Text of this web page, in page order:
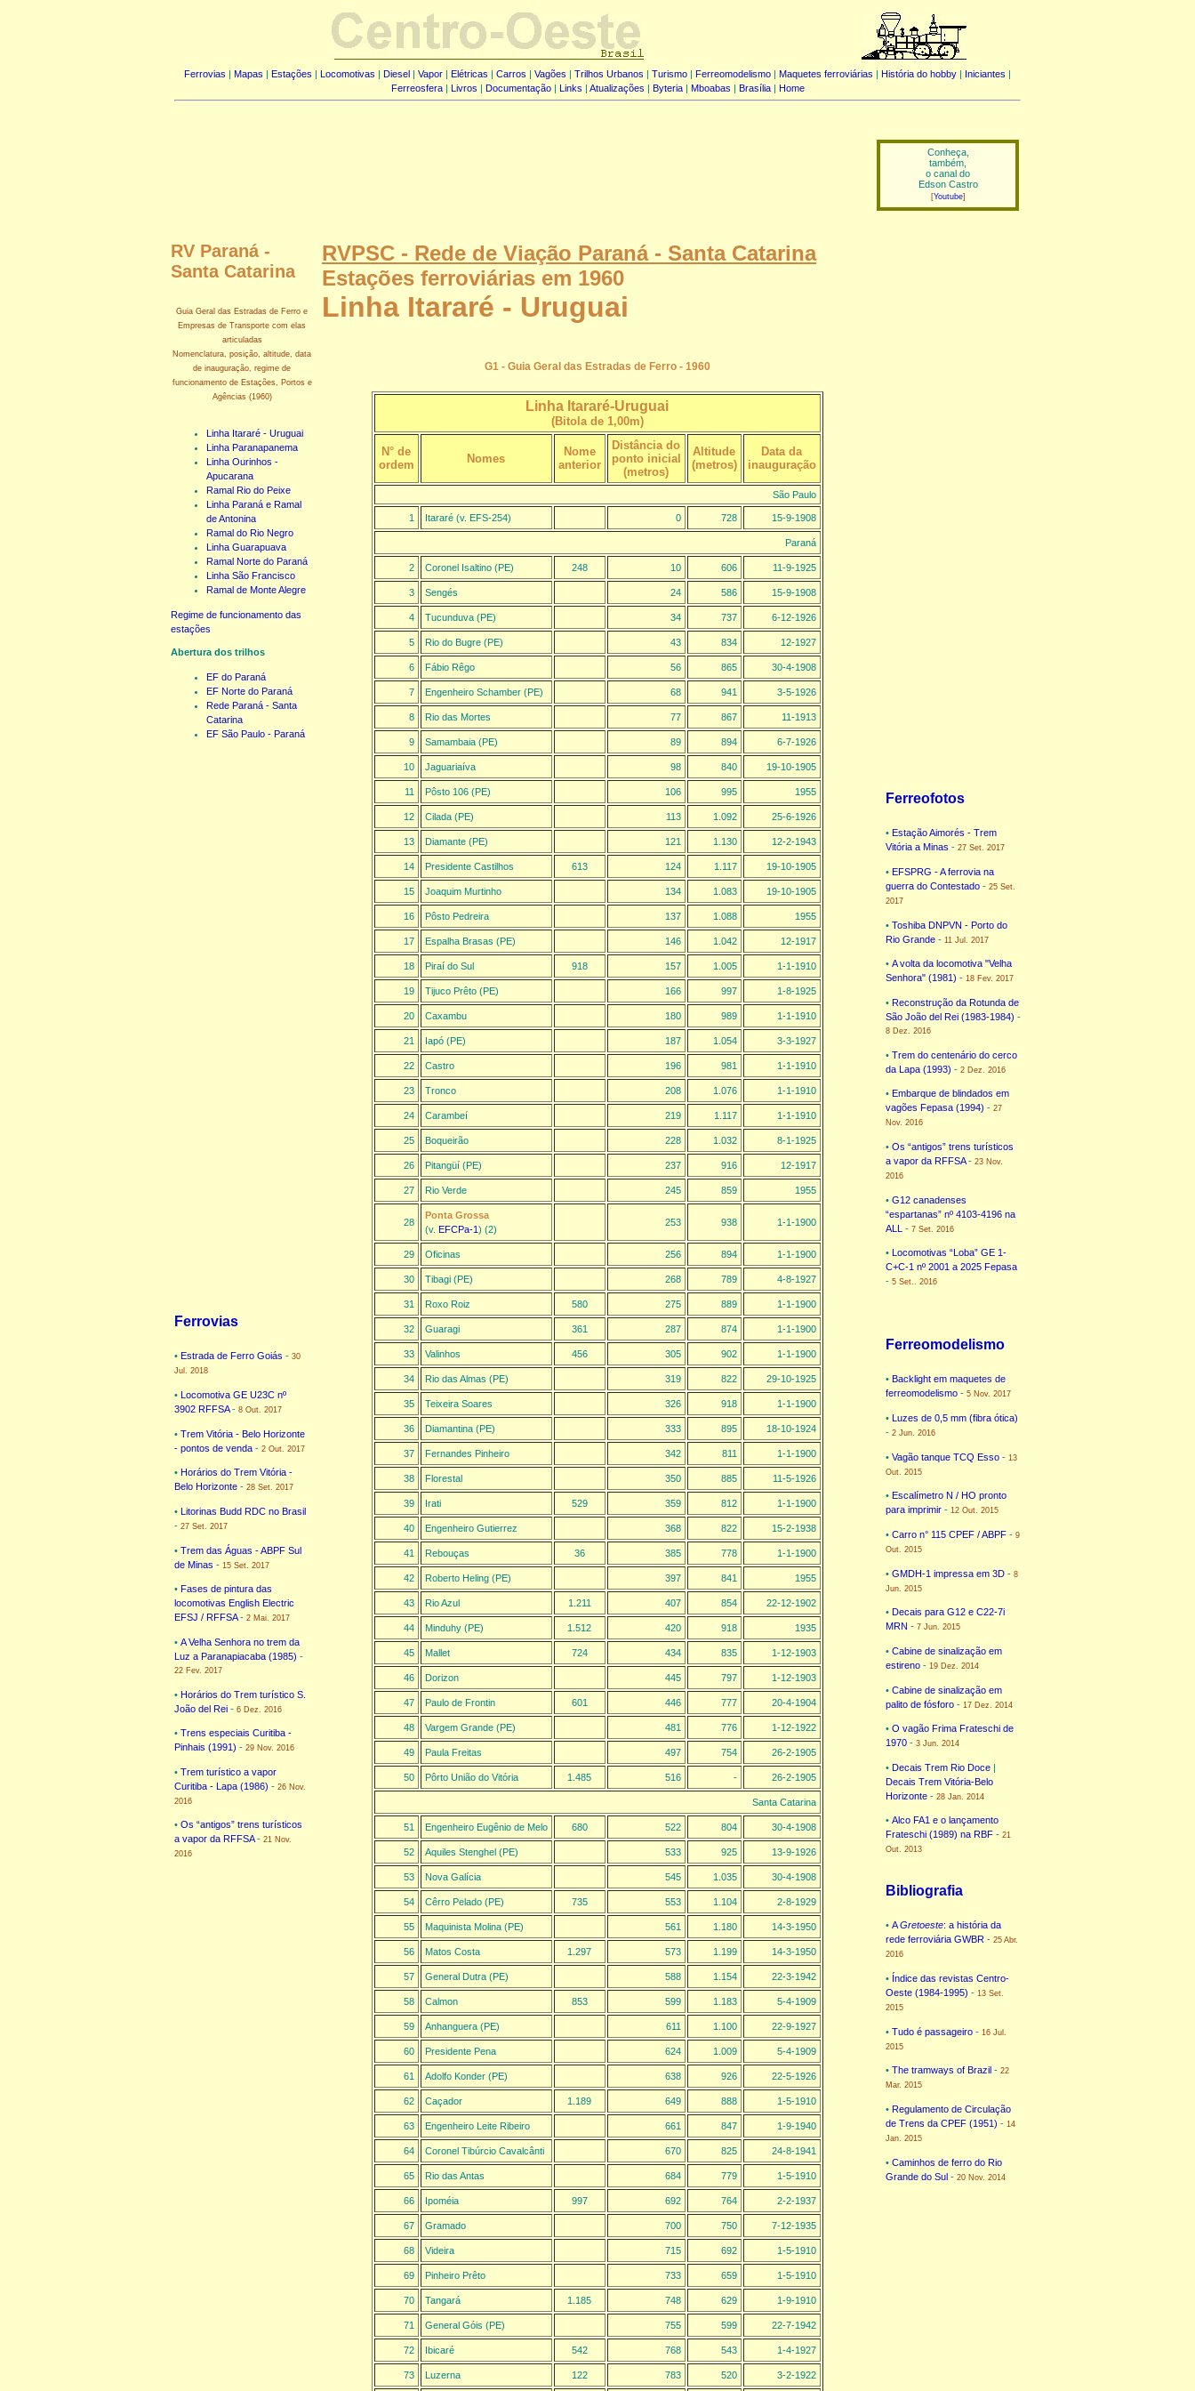
Ferrovias | Mapas | Estações | Locomotivas | Diesel | Vapor | Elétricas | Carros | Vagões | Trilhos Urbanos | Turismo | Ferreomodelismo | Maquetes ferroviárias | História do hobby | Iniciantes |
Ferreosfera| Livros | Documentação| Links | Atualizações | Byteria| Mboabas | Brasília| Home
Conheça,
também,
o canal do
Edson Castro
[Youtube]
RV Paraná -
Santa Catarina
Guia Geral das Estradas de Ferro e
Empresas de Transporte com elas
articuladas
Nomenclatura, posição, altitude, data
de inauguração, regime de
funcionamento de Estações, Portos e
Agências (1960)
Linha Itararé - Uruguai
Linha Paranapanema
Linha Ourinhos -
Apucarana
Ramal Rio do Peixe
Linha Paraná e Ramal
de Antonina
Ramal do Rio Negro
Linha Guarapuava
Ramal Norte do Paraná
Linha São Francisco
Ramal de Monte Alegre
Regime de funcionamento das
estações
Abertura dos trilhos
EF do Paraná
EF Norte do Paraná
Rede Paraná - Santa
Catarina
EF São Paulo - Paraná
Ferrovias
• Estrada de Ferro Goiás - 30
Jul. 2018
• Locomotiva GE U23C nº
3902 RFFSA- 8 Out. 2017
• Trem Vitória - Belo Horizonte
- pontos de venda - 2 Out. 2017
• Horários do Trem Vitória -
Belo Horizonte - 28 Set. 2017
• Litorinas Budd RDC no Brasil
- 27 Set. 2017
• Trem das Águas - ABPF Sul
de Minas - 15 Set. 2017
• Fases de pintura das
locomotivas English Electric
EFSJ / RFFSA- 2 Mai. 2017
• A Velha Senhora no trem da
Luz a Paranapiacaba (1985) -
22 Fev. 2017
• Horários do Trem turístico S.
João del Rei - 6 Dez. 2016
• Trens especiais Curitiba -
Pinhais (1991) - 29 Nov. 2016
• Trem turístico a vapor
Curitiba - Lapa (1986) - 26 Nov.
2016
• Os “antigos” trens turísticos
a vapor da RFFSA- 21 Nov.
2016
RVPSC - Rede de Viação Paraná - Santa Catarina
Estações ferroviárias em 1960
Linha Itararé - Uruguai
G1 - Guia Geral das Estradas de Ferro - 1960
Linha Itararé-Uruguai
(Bitola de 1,00m)
N° de
ordem
Nomes
Nome
anterior
Distância do
ponto inicial
(metros)
Altitude
(metros)
Data da
inauguração
São Paulo
1 Itararé (v. EFS-254) 0 728 15-9-1908
Paraná
2 Coronel Isaltino (PE) 248 10 606 11-9-1925
3 Sengés 24 586 15-9-1908
4 Tucunduva (PE) 34 737 6-12-1926
5 Rio do Bugre (PE) 43 834 12-1927
6 Fábio Rêgo 56 865 30-4-1908
7 Engenheiro Schamber (PE) 68 941 3-5-1926
8 Rio das Mortes 77 867 11-1913
9 Samambaia (PE) 89 894 6-7-1926
10 Jaguariaíva 98 840 19-10-1905
11 Pôsto 106 (PE) 106 995 1955
12 Cilada (PE) 113 1.092 25-6-1926
13 Diamante (PE) 121 1.130 12-2-1943
14 Presidente Castilhos 613 124 1.117 19-10-1905
15 Joaquim Murtinho 134 1.083 19-10-1905
16 Pôsto Pedreira 137 1.088 1955
17 Espalha Brasas (PE) 146 1.042 12-1917
18 Piraí do Sul 918 157 1.005 1-1-1910
19 Tijuco Prêto (PE) 166 997 1-8-1925
20 Caxambu 180 989 1-1-1910
21 Iapó (PE) 187 1.054 3-3-1927
22 Castro 196 981 1-1-1910
23 Tronco 208 1.076 1-1-1910
24 Carambeí 219 1.117 1-1-1910
25 Boqueirão 228 1.032 8-1-1925
26 Pitangüí (PE) 237 916 12-1917
27 Rio Verde 245 859 1955
28
Ponta Grossa
(v. EFCPa-1) (2)
253 938 1-1-1900
29 Oficinas 256 894 1-1-1900
30 Tibagi (PE) 268 789 4-8-1927
31 Roxo Roiz 580 275 889 1-1-1900
32 Guaragi 361 287 874 1-1-1900
33 Valinhos 456 305 902 1-1-1900
34 Rio das Almas (PE) 319 822 29-10-1925
35 Teixeira Soares 326 918 1-1-1900
36 Diamantina (PE) 333 895 18-10-1924
37 Fernandes Pinheiro 342 811 1-1-1900
38 Florestal 350 885 11-5-1926
39 Irati 529 359 812 1-1-1900
40 Engenheiro Gutierrez 368 822 15-2-1938
41 Rebouças 36 385 778 1-1-1900
42 Roberto Heling (PE) 397 841 1955
43 Rio Azul 1.211 407 854 22-12-1902
44 Minduhy (PE) 1.512 420 918 1935
45 Mallet 724 434 835 1-12-1903
46 Dorizon 445 797 1-12-1903
47 Paulo de Frontin 601 446 777 20-4-1904
48 Vargem Grande (PE) 481 776 1-12-1922
49 Paula Freitas 497 754 26-2-1905
50 Pôrto União do Vitória 1.485 516 - 26-2-1905
Santa Catarina
51 Engenheiro Eugênio de Melo 680 522 804 30-4-1908
52 Aquiles Stenghel (PE) 533 925 13-9-1926
53 Nova Galícia 545 1.035 30-4-1908
54 Cêrro Pelado (PE) 735 553 1.104 2-8-1929
55 Maquinista Molina (PE) 561 1.180 14-3-1950
56 Matos Costa 1.297 573 1.199 14-3-1950
57 General Dutra (PE) 588 1.154 22-3-1942
58 Calmon 853 599 1.183 5-4-1909
59 Anhanguera (PE) 611 1.100 22-9-1927
60 Presidente Pena 624 1.009 5-4-1909
61 Adolfo Konder (PE) 638 926 22-5-1926
62 Caçador 1.189 649 888 1-5-1910
63 Engenheiro Leite Ribeiro 661 847 1-9-1940
64 Coronel Tibúrcio Cavalcânti 670 825 24-8-1941
65 Rio das Antas 684 779 1-5-1910
66 Ipoméia 997 692 764 2-2-1937
67 Gramado 700 750 7-12-1935
68 Videira 715 692 1-5-1910
69 Pinheiro Prêto 733 659 1-5-1910
70 Tangará 1.185 748 629 1-9-1910
71 General Góis (PE) 755 599 22-7-1942
72 Ibicaré 542 768 543 1-4-1927
73 Luzerna 122 783 520 3-2-1922
Ferreofotos
• Estação Aimorés - Trem
Vitória a Minas - 27 Set. 2017
• EFSPRG - A ferrovia na
guerra do Contestado - 25 Set.
2017
• Toshiba DNPVN - Porto do
Rio Grande - 11 Jul. 2017
• A volta da locomotiva "Velha
Senhora" (1981) - 18 Fev. 2017
• Reconstrução da Rotunda de
São João del Rei (1983-1984) -
8 Dez. 2016
• Trem do centenário do cerco
da Lapa (1993) - 2 Dez. 2016
• Embarque de blindados em
vagões Fepasa (1994) - 27
Nov. 2016
• Os “antigos” trens turísticos
a vapor da RFFSA- 23 Nov.
2016
• G12 canadenses
“espartanas” nº 4103-4196 na
ALL - 7 Set. 2016
• Locomotivas “Loba” GE 1-
C+C-1 nº 2001 a 2025 Fepasa
- 5 Set.. 2016
Ferreomodelismo
• Backlight em maquetes de
ferreomodelismo - 5 Nov. 2017
• Luzes de 0,5 mm (fibra ótica)
- 2 Jun. 2016
• Vagão tanque TCQ Esso - 13
Out. 2015
• Escalímetro N / HO pronto
para imprimir - 12 Out. 2015
• Carro n° 115 CPEF / ABPF - 9
Out. 2015
• GMDH-1 impressa em 3D - 8
Jun. 2015
• Decais para G12 e C22-7i
MRN - 7 Jun. 2015
• Cabine de sinalização em
estireno - 19 Dez. 2014
• Cabine de sinalização em
palito de fósforo - 17 Dez. 2014
• O vagão Frima Frateschi de
1970 - 3 Jun. 2014
• Decais Trem Rio Doce |
Decais Trem Vitória-Belo
Horizonte - 28 Jan. 2014
• Alco FA1 e o lançamento
Frateschi (1989) na RBF - 21
Out. 2013
Bibliografia
• AGretoeste: a história da
rede ferroviária GWBR - 25 Abr.
2016
• Índice das revistas Centro-
Oeste (1984-1995) - 13 Set.
2015
• Tudo é passageiro - 16 Jul.
2015
• The tramways of Brazil - 22
Mar. 2015
• Regulamento de Circulação
de Trens da CPEF (1951) - 14
Jan. 2015
• Caminhos de ferro do Rio
Grande do Sul - 20 Nov. 2014